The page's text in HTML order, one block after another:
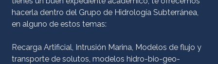
hacerla dentro del Grupo de Hidrología Subterránea,
en alguno de estos temas:
Recarga Artificial, Intrusión Marina, Modelos de flujo y
transporte de solutos, modelos hidro-bio-geo-